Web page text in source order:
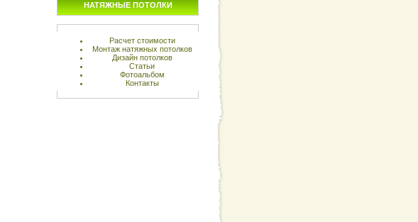
НАТЯЖНЫЕ ПОТОЛКИ
Расчет стоимости
Монтаж натяжных потолков
Дизайн потолков
Статьи
Фотоальбом
Контакты